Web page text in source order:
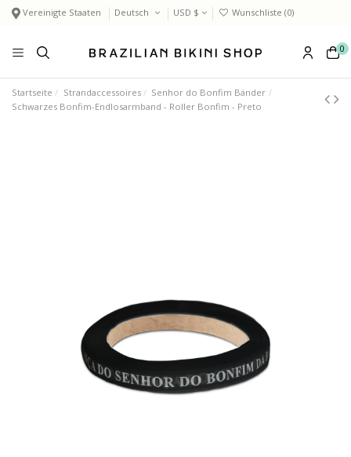
Vereinigte Staaten Deutsch USD $ Wunschliste (0)
0
Startseite Strandaccessoires
Senhor do Bonfim Bänder
Schwarzes Bonfim-Endlosarmband - Roller Bonfim - Preto